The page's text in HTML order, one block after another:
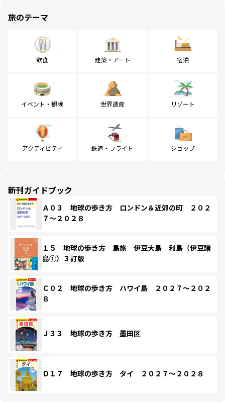
旅のテーマ
飲食 建築・アート 宿泊
イベント・観戦 世界遺産 リゾート
アクティビティ 鉄道・フライト ショップ
新刊ガイドブック
Ａ０３ 地球の歩き方 ロンドン＆近郊の町 ２０２
７～２０２８
１５ 地球の歩き方 島旅 伊豆大島 利島（伊豆諸
島①）３訂版
Ｃ０２ 地球の歩き方 ハワイ島 ２０２７～２０２
８
Ｊ３３ 地球の歩き方 墨田区
Ｄ１７ 地球の歩き方 タイ ２０２７～２０２８